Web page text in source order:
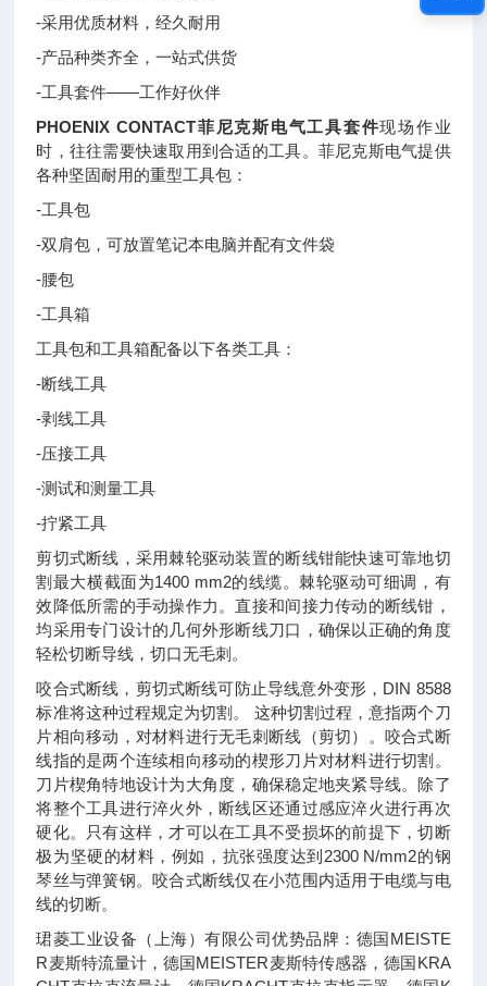
-采用优质材料，经久耐用
-产品种类齐全，一站式供货
-工具套件——工作好伙伴
PHOENIX CONTACT菲尼克斯电气工具套件现场作业
时，往往需要快速取用到合适的工具。菲尼克斯电气提供
各种坚固耐用的重型工具包：
-工具包
-双肩包，可放置笔记本电脑并配有文件袋
-腰包
-工具箱
工具包和工具箱配备以下各类工具：
-断线工具
-剥线工具
-压接工具
-测试和测量工具
-拧紧工具
剪切式断线，采用棘轮驱动装置的断线钳能快速可靠地切
割最大横截面为1400 mm2的线缆。棘轮驱动可细调，有
效降低所需的手动操作力。直接和间接力传动的断线钳，
均采用专门设计的几何外形断线刀口，确保以正确的角度
轻松切断导线，切口无毛刺。
咬合式断线，剪切式断线可防止导线意外变形，DIN 8588
标准将这种过程规定为切割。 这种切割过程，意指两个刀
片相向移动，对材料进行无毛刺断线（剪切）。咬合式断
线指的是两个连续相向移动的楔形刀片对材料进行切割。
刀片楔角特地设计为大角度，确保稳定地夹紧导线。除了
将整个工具进行淬火外，断线区还通过感应淬火进行再次
硬化。只有这样，才可以在工具不受损坏的前提下，切断
极为坚硬的材料，例如，抗张强度达到2300 N/mm2的钢
琴丝与弹簧钢。咬合式断线仅在小范围内适用于电缆与电
线的切断。
珺菱工业设备（上海）有限公司优势品牌：德国MEISTE
R麦斯特流量计，德国MEISTER麦斯特传感器，德国KRA